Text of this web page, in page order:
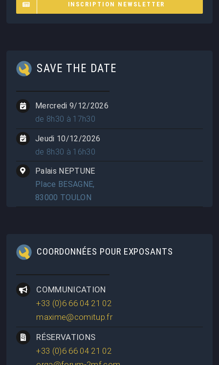
INSCRIPTION NEWSLETTER
SAVE THE DATE
Mercredi 9/12/2026
de 8h30 à 17h30
Jeudi 10/12/2026
de 8h30 à 16h30
Palais NEPTUNE
Place BESAGNE,
83000 TOULON
COORDONNÉES POUR EXPOSANTS
COMMUNICATION
+33 (0)6 66 04 21 02
maxime@comitup.fr
RÉSERVATIONS
+33 (0)6 66 04 21 02